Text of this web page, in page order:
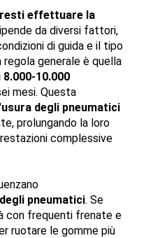
effettuare la
da diversi fattori,
di guida e il tipo
generale è quella
10.000
mesi. Questa
usura degli pneumatici
prolungando la loro
complessive
pneumatici. Se
con frequenti frenate e
ruotare le gomme più